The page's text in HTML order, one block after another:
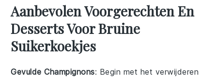
Aanbevolen Voorgerechten En
Desserts Voor Bruine
Suikerkoekjes
Gevulde Champignons: Begin met het verwijderen